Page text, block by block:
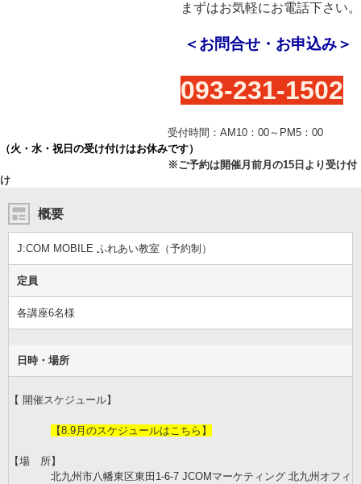
まずはお気軽にお電話下さい。
＜お問合せ・お申込み＞
093-231-1502
受付時間：AM10：00～PM5：00
（火・水・祝日の受け付けはお休みです）
※ご予約は開催月前月の15日より受け付
け
概要
J:COM MOBILE ふれあい教室（予約制）
定員
各講座6名様
日時・場所
【 開催スケジュール】
【8.9月のスケジュールはこちら】
【場 所】
北九州市八幡東区東田1-6-7 JCOMマーケティング 北九州オフィ